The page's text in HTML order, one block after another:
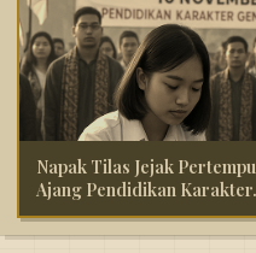
Napak Tilas Jejak
Ajang Pendidikan